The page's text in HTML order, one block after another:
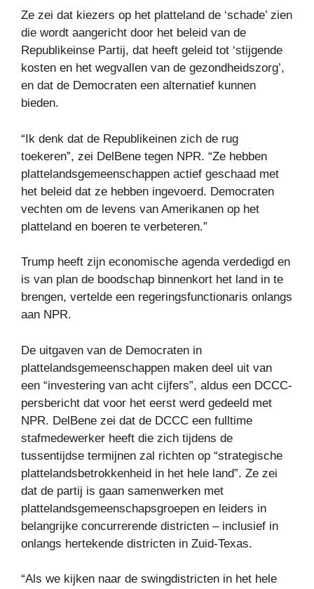
Ze zei dat kiezers op het platteland de ‘schade’ zien
die wordt aangericht door het beleid van de
Republikeinse Partij, dat heeft geleid tot ‘stijgende
kosten en het wegvallen van de gezondheidszorg’,
en dat de Democraten een alternatief kunnen
bieden.
“Ik denk dat de Republikeinen zich de rug
toekeren”, zei DelBene tegen NPR. “Ze hebben
plattelandsgemeenschappen actief geschaad met
het beleid dat ze hebben ingevoerd. Democraten
vechten om de levens van Amerikanen op het
platteland en boeren te verbeteren.”
Trump heeft zijn economische agenda verdedigd en
is van plan de boodschap binnenkort het land in te
brengen, vertelde een regeringsfunctionaris onlangs
aan NPR.
De uitgaven van de Democraten in
plattelandsgemeenschappen maken deel uit van
een “investering van acht cijfers”, aldus een DCCC-
persbericht dat voor het eerst werd gedeeld met
NPR. DelBene zei dat de DCCC een fulltime
stafmedewerker heeft die zich tijdens de
tussentijdse termijnen zal richten op “strategische
plattelandsbetrokkenheid in het hele land”. Ze zei
dat de partij is gaan samenwerken met
plattelandsgemeenschapsgroepen en leiders in
belangrijke concurrerende districten – inclusief in
onlangs hertekende districten in Zuid-Texas.
“Als we kijken naar de swingdistricten in het hele